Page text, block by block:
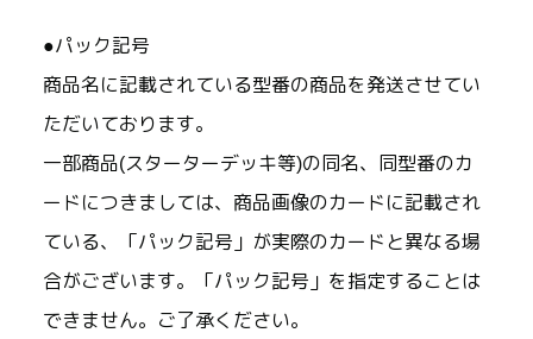
●パック記号
商品名に記載されている型番の商品を発送させてい
ただいております。
一部商品(スターターデッキ等)の同名、同型番のカ
ードにつきましては、商品画像のカードに記載され
ている、「パック記号」が実際のカードと異なる場
合がございます。「パック記号」を指定することは
できません。ご了承ください。